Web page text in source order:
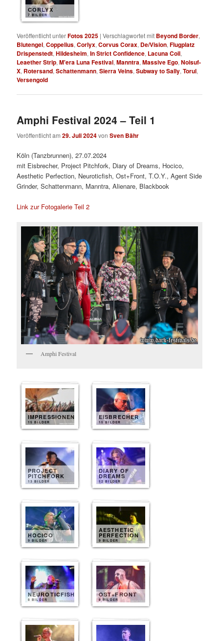
CORLYX
7 BILDER
Veröffentlicht unterFotos 2025 |Verschlagwortet mit Beyond Border,
Blutengel,Coppelius,Corlyx,Corvus Corax, De/Vision,Flugplatz
Drispenstedt,Hildesheim,In Strict Confidence, Lacuna Coil,
Leaether Strip,M'era Luna Festival,Manntra,Massive Ego,Noisuf-
X, Rotersand,Schattenmann,Sierra Veins,Subway to Sally,Torul,
Versengold
Amphi Festival 2024 – Teil 1
Veröffentlicht am29. Juli 2024vonSven Bähr
Köln (Tanzbrunnen), 27.07.2024
mit Eisbrecher, Project Pitchfork, Diary of Dreams, Hocico,
Aesthetic Perfection, Neuroticfish, Ost+Front, T.O.Y., Agent Side
Grinder, Schattenmann, Manntra, Alienare, Blackbook
Link zur Fotogalerie Teil 2
Amphi Festival
IMPRESSIONEN
15 BILDER
EISBRECHER
15 BILDER
PROJECT
PITCHFORK
13 BILDER
DIARY OF
DREAMS
12 BILDER
HOCICO
9 BILDER
AESTHETIC
PERFECTION
9 BILDER
NEUROTICFISH
8 BILDER
OST+FRONT
8 BILDER